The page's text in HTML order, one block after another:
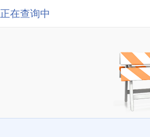
正在查询中